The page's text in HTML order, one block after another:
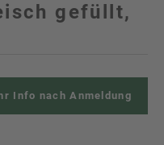
gefüllt,
Info nach Anmeldung